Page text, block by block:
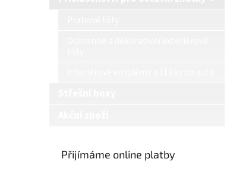
Přijímáme online platby